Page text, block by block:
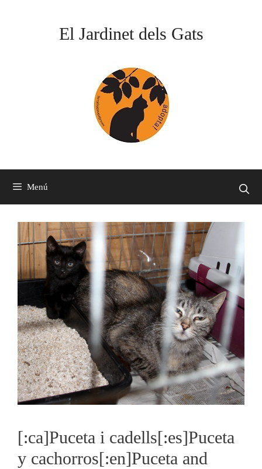
El Jardinet dels Gats
Menú
[:ca]Puceta i cadells[:es]Puceta
y cachorros[:en]Puceta and